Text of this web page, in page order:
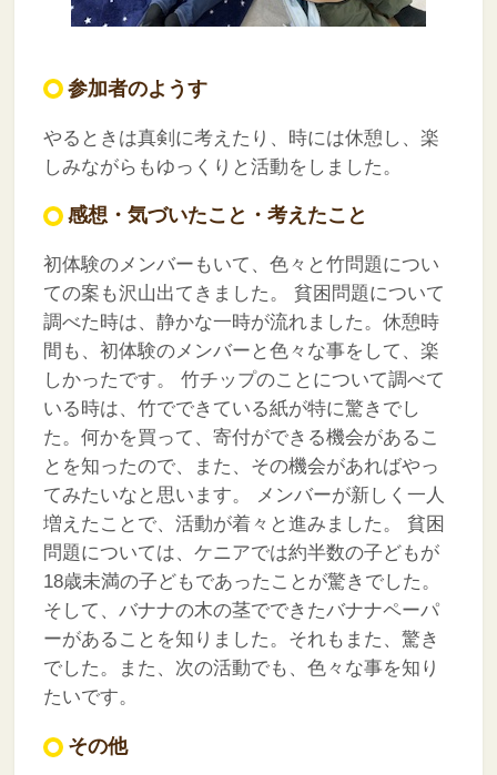
参加者のようす
やるときは真剣に考えたり、時には休憩し、楽
しみながらもゆっくりと活動をしました。
感想・気づいたこと・考えたこと
初体験のメンバーもいて、色々と竹問題につい
ての案も沢山出てきました。
貧困問題について
調べた時は、静かな一時が流れました。休憩時
間も、初体験のメンバーと色々な事をして、楽
しかったです。
竹チップのことについて調べて
いる時は、竹でできている紙が特に驚きでし
た。何かを買って、寄付ができる機会があるこ
とを知ったので、また、その機会があればやっ
てみたいなと思います。
メンバーが新しく一人
増えたことで、活動が着々と進みました。
貧困
問題については、ケニアでは約半数の子どもが
18歳未満の子どもであったことが驚きでした。
そして、バナナの木の茎でできたバナナペーパ
ーがあることを知りました。それもまた、驚き
でした。また、次の活動でも、色々な事を知り
たいです。
その他